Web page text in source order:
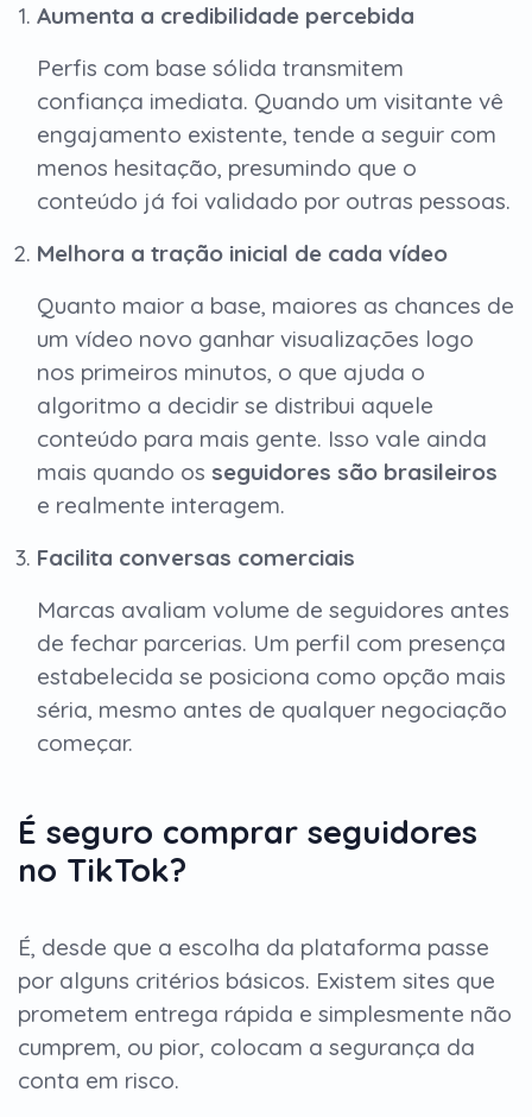
Aumenta a credibilidade percebida
Perfis com base sólida transmitem
confiança imediata. Quando um visitante vê
engajamento existente, tende a seguir com
menos hesitação, presumindo que o
conteúdo já foi validado por outras pessoas.
Melhora a tração inicial de cada vídeo
Quanto maior a base, maiores as chances de
um vídeo novo ganhar visualizações logo
nos primeiros minutos, o que ajuda o
algoritmo a decidir se distribui aquele
conteúdo para mais gente. Isso vale ainda
mais quando os seguidores são brasileiros
e realmente interagem.
Facilita conversas comerciais
Marcas avaliam volume de seguidores antes
de fechar parcerias. Um perfil com presença
estabelecida se posiciona como opção mais
séria, mesmo antes de qualquer negociação
começar.
É seguro comprar seguidores
no TikTok?
É, desde que a escolha da plataforma passe
por alguns critérios básicos. Existem sites que
prometem entrega rápida e simplesmente não
cumprem, ou pior, colocam a segurança da
conta em risco.